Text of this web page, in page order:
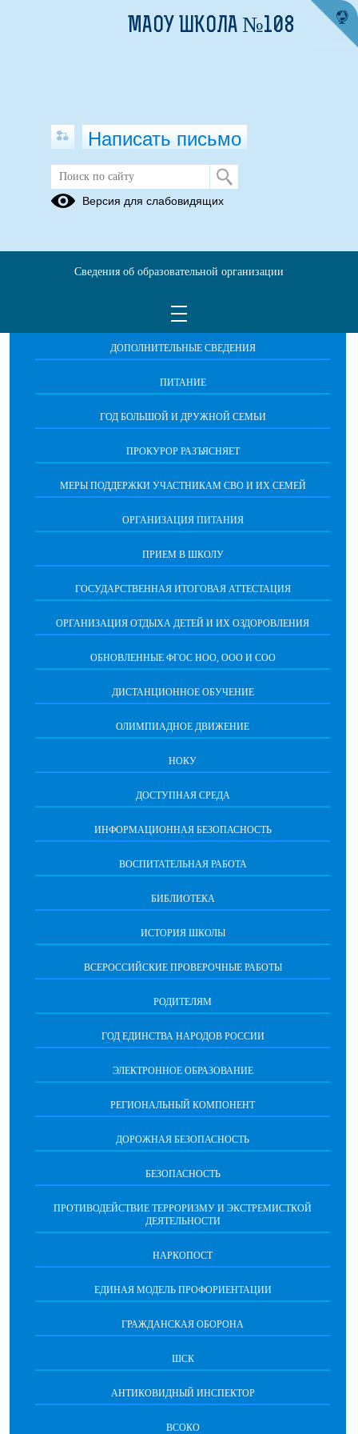
ОБРАЩЕНИЯ ГРАЖДАН
ПРОТИВОДЕЙСТВИЕ КОРРУПЦИИ
ДОПОЛНИТЕЛЬНЫЕ СВЕДЕНИЯ
ПИТАНИЕ
ГОД БОЛЬШОЙ И ДРУЖНОЙ СЕМЬИ
ПРОКУРОР РАЗЪЯСНЯЕТ
МЕРЫ ПОДДЕРЖКИ УЧАСТНИКАМ СВО И ИХ СЕМЕЙ
ОРГАНИЗАЦИЯ ПИТАНИЯ
ПРИЕМ В ШКОЛУ
ГОСУДАРСТВЕННАЯ ИТОГОВАЯ АТТЕСТАЦИЯ
ОРГАНИЗАЦИЯ ОТДЫХА ДЕТЕЙ И ИХ ОЗДОРОВЛЕНИЯ
ОБНОВЛЕННЫЕ ФГОС НОО, ООО И СОО
ДИСТАНЦИОННОЕ ОБУЧЕНИЕ
ОЛИМПИАДНОЕ ДВИЖЕНИЕ
НОКУ
ДОСТУПНАЯ СРЕДА
ИНФОРМАЦИОННАЯ БЕЗОПАСНОСТЬ
ВОСПИТАТЕЛЬНАЯ РАБОТА
БИБЛИОТЕКА
ИСТОРИЯ ШКОЛЫ
ВСЕРОССИЙСКИЕ ПРОВЕРОЧНЫЕ РАБОТЫ
РОДИТЕЛЯМ
ГОД ЕДИНСТВА НАРОДОВ РОССИИ
ЭЛЕКТРОННОЕ ОБРАЗОВАНИЕ
РЕГИОНАЛЬНЫЙ КОМПОНЕНТ
ДОРОЖНАЯ БЕЗОПАСНОСТЬ
БЕЗОПАСНОСТЬ
ПРОТИВОДЕЙСТВИЕ ТЕРРОРИЗМУ И ЭКСТРЕМИСТКОЙ
ДЕЯТЕЛЬНОСТИ
НАРКОПОСТ
ЕДИНАЯ МОДЕЛЬ ПРОФОРИЕНТАЦИИ
ГРАЖДАНСКАЯ ОБОРОНА
ШСК
АНТИКОВИДНЫЙ ИНСПЕКТОР
ВСОКО
МАОУ ШКОЛА №108
Написать письмо
Версия для слабовидящих
Сведения об образовательной организации